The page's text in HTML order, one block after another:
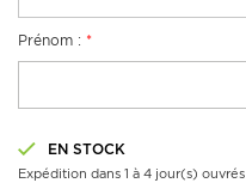
Prénom : *
EN STOCK
Expédition dans 1 à 4 jour(s) ouvrés